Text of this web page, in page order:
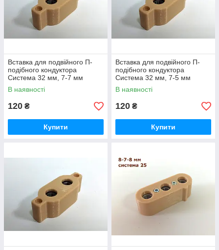
Вставка для подвійного П-
подібного кондуктора
Система 32 мм, 7-7 мм
В наявності
120 ₴
Купити
Вставка для подвійного П-
подібного кондуктора
Система 32 мм, 7-5 мм
В наявності
120 ₴
Купити